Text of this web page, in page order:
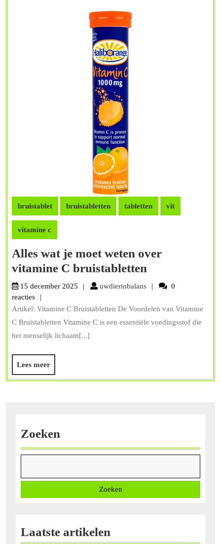
Gezondheid
bruistablet bruistabletten tabletten vit
vitamine c
Alles wat je moet weten over
vitamine C bruistabletten
wat
moet
weten
15 december 2025 uwdierinbalansuwdierinbalans
0
reacties
Artikel: Vitamine C Bruistabletten De Voordelen van Vitamine
C Bruistabletten Vitamine C is een essentiële voedingsstof die
het menselijk lichaam[...]
Lees meerLees
meer
Zoeken
Zoeken
Laatste artikelen